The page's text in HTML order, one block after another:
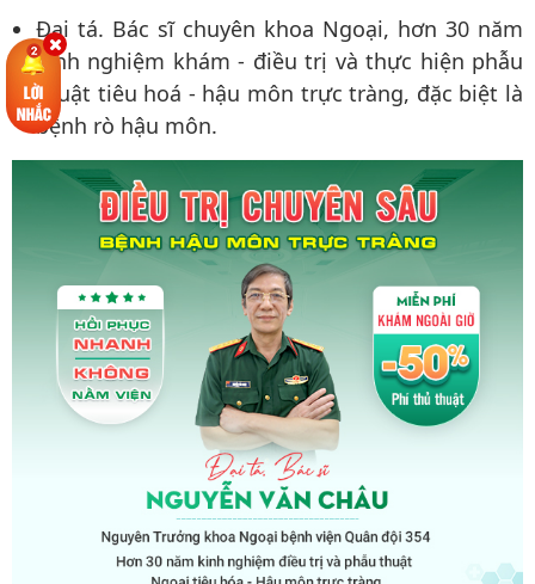
Đại tá. Bác sĩ chuyên khoa Ngoại, hơn 30 năm
kinh nghiệm khám - điều trị và thực hiện phẫu
thuật tiêu hoá - hậu môn trực tràng, đặc biệt là
bệnh rò hậu môn.